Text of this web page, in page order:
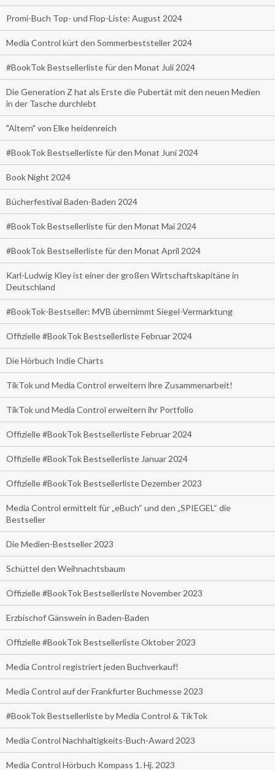
Promi-Buch Top- und Flop-Liste: August 2024
Media Control kürt den Sommerbeststeller 2024
#BookTok Bestsellerliste für den Monat Juli 2024
Die Generation Z hat als Erste die Pubertät mit den neuen Medien
in der Tasche durchlebt
"Altern" von Elke heidenreich
#BookTok Bestsellerliste für den Monat Juni 2024
Book Night 2024
Bücherfestival Baden-Baden 2024
#BookTok Bestsellerliste für den Monat Mai 2024
#BookTok Bestsellerliste für den Monat April 2024
Karl-Ludwig Kley ist einer der großen Wirtschaftskapitäne in
Deutschland
#BookTok-Bestseller: MVB übernimmt Siegel-Vermarktung
Offizielle #BookTok Bestsellerliste Februar 2024
Die Hörbuch Indie Charts
TikTok und Media Control erweitern ihre Zusammenarbeit!
TikTok und Media Control erweitern ihr Portfolio
Offizielle #BookTok Bestsellerliste Februar 2024
Offizielle #BookTok Bestsellerliste Januar 2024
Offizielle #BookTok Bestsellerliste Dezember 2023
Media Control ermittelt für „eBuch“ und den „SPIEGEL“ die
Bestseller
Die Medien-Bestseller 2023
Schüttel den Weihnachtsbaum
Offizielle #BookTok Bestsellerliste November 2023
Erzbischof Gänswein in Baden-Baden
Offizielle #BookTok Bestsellerliste Oktober 2023
Media Control registriert jeden Buchverkauf!
Media Control auf der Frankfurter Buchmesse 2023
#BookTok Bestsellerliste by Media Control & TikTok
Media Control Nachhaltigkeits-Buch-Award 2023
Media Control Hörbuch Kompass 1. Hj. 2023